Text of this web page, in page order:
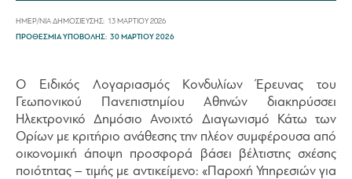
ΗΜΕΡ/ΝΙΑ ΔΗΜΟΣΙΕΥΣΗΣ: 13 ΜΑΡΤΙΟΥ 2026
ΠΡΟΘΕΣΜΙΑ ΥΠΟΒΟΛΗΣ: 30 ΜΑΡΤΙΟΥ 2026
Ο Ειδικός Λογαριασμός Κονδυλίων Έρευνας του
Γεωπονικού Πανεπιστημίου Αθηνών διακηρύσσει
Ηλεκτρονικό Δημόσιο Ανοιχτό Διαγωνισμό Κάτω των
Ορίων με κριτήριο ανάθεσης την πλέον συμφέρουσα από
οικονομική άποψη προσφορά βάσει βέλτιστης σχέσης
ποιότητας – τιμής με αντικείμενο: «Παροχή Υπηρεσιών για